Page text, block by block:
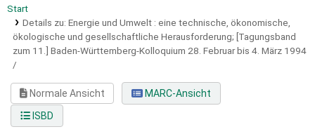
Start
Details zu: Energie und Umwelt : eine technische, ökonomische,
ökologische und gesellschaftliche Herausforderung; [Tagungsband
zum 11.] Baden-Württemberg-Kolloquium 28. Februar bis 4. März 1994
/
Normale Ansicht
MARC-Ansicht
ISBD